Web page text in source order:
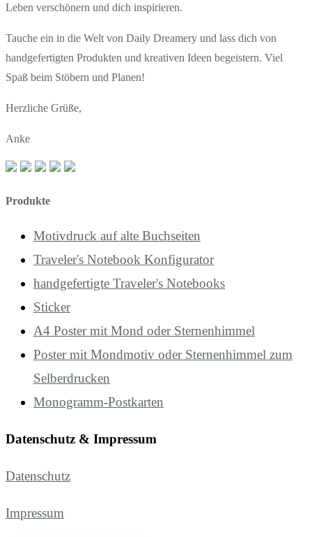
Leben verschönern und dich inspirieren.
Tauche ein in die Welt von Daily Dreamery und lass dich von
handgefertigten Produkten und kreativen Ideen begeistern. Viel
Spaß beim Stöbern und Planen!
Herzliche Grüße,
Anke
Produkte
Motivdruck auf alte Buchseiten
Traveler's Notebook Konfigurator
handgefertigte Traveler's Notebooks
Sticker
A4 Poster mit Mond oder Sternenhimmel
Poster mit Mondmotiv oder Sternenhimmel zum
Selberdrucken
Monogramm-Postkarten
Datenschutz & Impressum
Datenschutz
Impressum